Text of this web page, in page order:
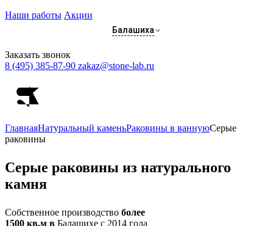
Наши работы Акции
Балашиха
Заказать звонок
8 (495) 385-87-90 zakaz@stone-lab.ru
ГлавнаяНатуральный каменьРаковины в ваннуюСерые
раковины
Серые раковины из натурального
камня
Собственное производство более
1500 кв.м в Балашихе с 2014 года